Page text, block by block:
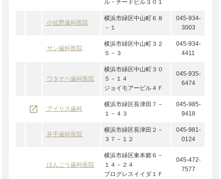
ル・チードビル３０１
小佐野歯科医院
横浜市緑区中山町６８
－１
045-934-
3003
サン歯科医院
横浜市緑区中山町３２
５－３
045-934-
4411
ワタナベ歯科医院
横浜市緑区中山町３０
５－１４
ジョイモアービル４Ｆ
045-935-
6474
launch アイリス歯科
横浜市緑区長津田７－
１－４３
045-985-
9418
井手歯科医院
横浜市緑区長津田２－
３７－１２
045-981-
0124
ほんごう歯科医院
横浜市緑区東本郷６－
１４－２４
プログレスイイダ１Ｆ
045-472-
7577